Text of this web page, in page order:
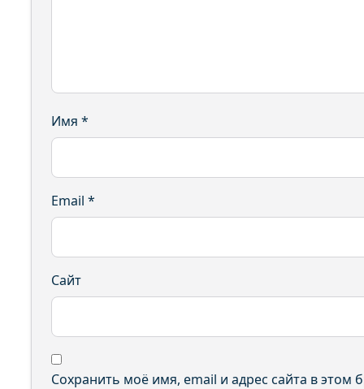
Имя *
Email *
Сайт
Сохранить моё имя, email и адрес сайта в